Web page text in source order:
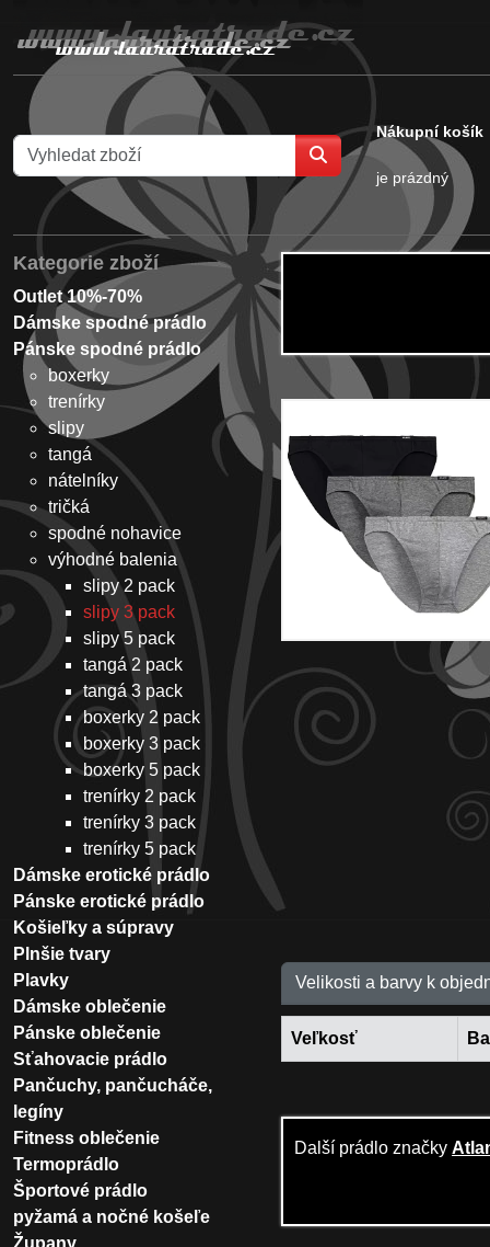
Nákupní košík
je prázdný
Velikosti a barvy k
Veľkosť
Další prádlo značky
Kategorie zboží
Outlet 10%-70%
Dámske spodné prádlo
Pánske spodné prádlo
boxerky
trenírky
slipy
tangá
nátelníky
tričká
spodné nohavice
výhodné balenia
slipy 2 pack
slipy 3 pack
slipy 5 pack
tangá 2 pack
tangá 3 pack
boxerky 2 pack
boxerky 3 pack
boxerky 5 pack
trenírky 2 pack
trenírky 3 pack
trenírky 5 pack
Dámske erotické prádlo
Pánske erotické prádlo
Košieľky a súpravy
Plnšie tvary
Plavky
Dámske oblečenie
Pánske oblečenie
Sťahovacie prádlo
Pančuchy, pančucháče,
legíny
Fitness oblečenie
Termoprádlo
Športové prádlo
pyžamá a nočné košeľe
Župany